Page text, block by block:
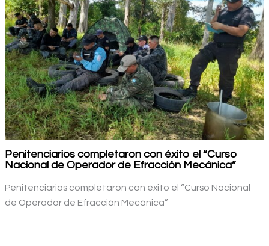
Penitenciarios completaron con éxito el “Curso
Nacional de Operador de Efracción Mecánica”
Penitenciarios completaron con éxito el “Curso Nacional
de Operador de Efracción Mecánica”